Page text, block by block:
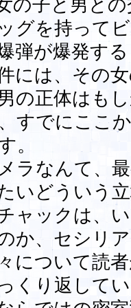
の子と男と
グを持って
弾が爆発す
には、その
の正体はも
すでにここ
。
ラなんて、
いどういう
ャックは、
か、セシリ
について読
くり返して